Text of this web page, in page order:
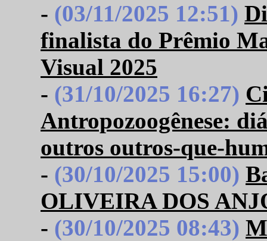
- (03/11/2025 12:51)
finalista do Prêmio
Visual 2025
- (31/10/2025 16:27)
Antropozoogênese:
outros outros-que-
- (30/10/2025 15:00)
OLIVEIRA DOS
- (30/10/2025 08:43)